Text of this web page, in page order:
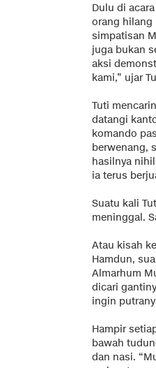
Dulu di
orang hilang
simpatisan
juga bukan
aksi
kami,” ujar
Tuti
datangi
komando
berwenang,
hasilnya
ia terus
Suatu kali
meninggal.
Atau kisah
Hamdun,
Almarhum
dicari
ingin
Hampir
bawah
dan nasi.